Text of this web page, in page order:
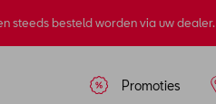
steeds besteld worden via uw dealer.
Promoties